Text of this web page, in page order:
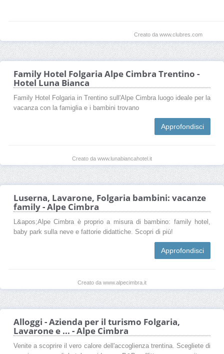
Creato da www.clubres.com
Family Hotel Folgaria Alpe Cimbra Trentino -
Hotel Luna Bianca
Family Hotel Folgaria in Trentino sull'Alpe Cimbra luogo ideale per la
vacanza con la famiglia e i bambini trovano
Approfondisci
Creato da www.lunabiancahotel.it
Luserna, Lavarone, Folgaria bambini: vacanze
family - Alpe Cimbra
L&apos;Alpe Cimbra è proprio a misura di bambino: family hotel,
baby park sulla neve e fattorie didattiche. Scopri di più!
Approfondisci
Creato da www.alpecimbra.it
Alloggi - Azienda per il turismo Folgaria,
Lavarone e ... - Alpe Cimbra
Venite a scoprire il vero calore dell'accoglienza trentina. Scegliete di